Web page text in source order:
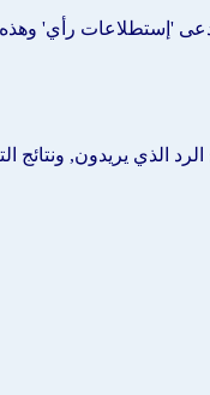
'إستطلاعات رأي' وهذه
الذي يريدون,